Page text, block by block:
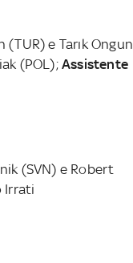
e Tarık Ongun
(POL);Assistente
(SVN) e Robert
Irrati